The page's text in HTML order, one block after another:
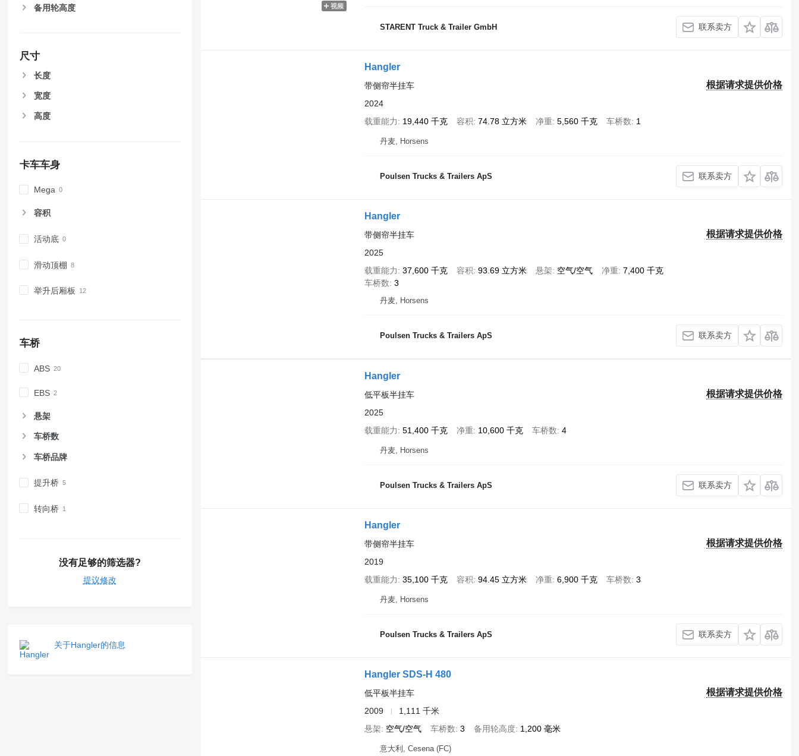
备用轮高度
尺寸
长度
宽度
高度
卡车车身
Mega
容积
活动底
滑动顶棚
举升后厢板
车桥
ABS
EBS
悬架
车桥数
车桥品牌
提升桥
转向桥
没有足够的筛选器?
提议修改
关于Hangler的信息
视频
STARENT Truck & Trailer GmbH 联系卖方
Hangler
根据请求提供价格
带侧帘半挂车
2024
载重能力
19,440 千克 容积 74.78 立方米 净重 5,560 千克 车桥数 1
丹麦, Horsens
Poulsen Trucks & Trailers ApS 联系卖方
Hangler
根据请求提供价格
带侧帘半挂车
2025
载重能力
37,600 千克 容积 93.69 立方米 悬架 空气/空气 净重 7,400 千克
车桥数 3
丹麦, Horsens
Poulsen Trucks & Trailers ApS 联系卖方
Hangler
根据请求提供价格
低平板半挂车
2025
载重能力
51,400 千克 净重 10,600 千克 车桥数 4
丹麦, Horsens
Poulsen Trucks & Trailers ApS 联系卖方
Hangler
根据请求提供价格
带侧帘半挂车
2019
载重能力
35,100 千克 容积 94.45 立方米 净重 6,900 千克 车桥数 3
丹麦, Horsens
Poulsen Trucks & Trailers ApS 联系卖方
Hangler SDS-H 480
根据请求提供价格
低平板半挂车
2009
1,111 千米
悬架
空气/空气 车桥数 3 备用轮高度 1,200 毫米
意大利, Cesena (FC)